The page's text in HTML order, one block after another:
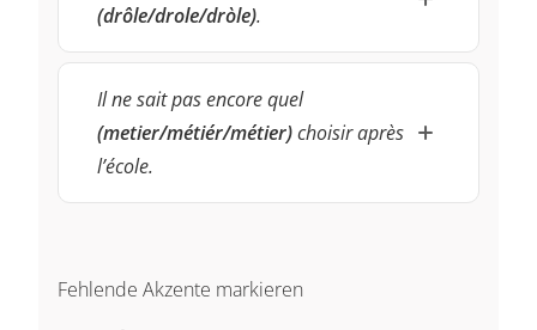
(drôle/drole/dròle).
Il ne sait pas encore quel
(metier/métiér/métier)choisir après
l’école.
Fehlende Akzente markieren